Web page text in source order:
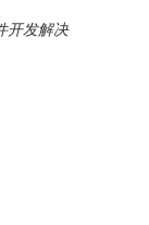
开发解决